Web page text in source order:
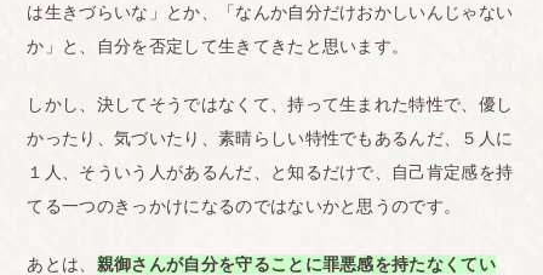
は生きづらいな」とか、「なんか自分だけおかしいんじゃない
か」と、自分を否定して生きてきたと思います。
しかし、決してそうではなくて、持って生まれた特性で、優し
かったり、気づいたり、素晴らしい特性でもあるんだ、５人に
１人、そういう人があるんだ、と知るだけで、自己肯定感を持
てる一つのきっかけになるのではないかと思うのです。
あとは、 親御さんが自分を守ることに罪悪感を持たなくてい